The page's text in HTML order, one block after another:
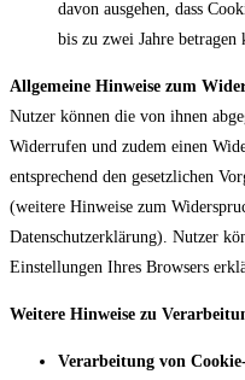
davon ausgehen, dass
bis zu zwei Jahre betragen
Allgemeine Hinweise zum
Nutzer können die von ihnen
Widerrufen und zudem einen
entsprechend den gesetzlichen
(weitere Hinweise zum
Datenschutzerklärung). Nutzer
Einstellungen Ihres Browsers
Weitere Hinweise zu
Verarbeitung von